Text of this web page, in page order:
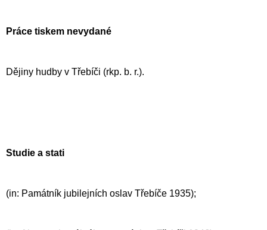
Práce tiskem nevydané
Dějiny hudby v Třebíči (rkp. b. r.).
Studie a stati
(in: Památník jubilejních oslav Třebíče 1935);